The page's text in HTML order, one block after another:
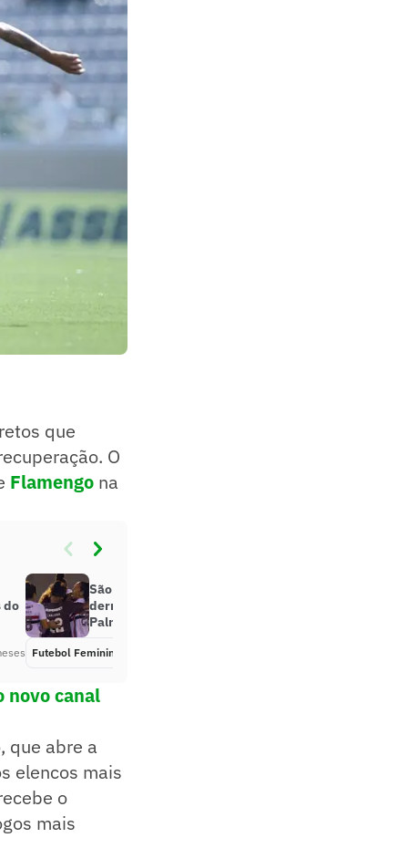
que
O
Flamengo na
do
São Paulo vence por 3 a 0 e
derruba invencibilidade do
Palmeiras no Brasileirão Feminino
Futebol Feminino
novo canal
que abre a
elencos mais
o
mais